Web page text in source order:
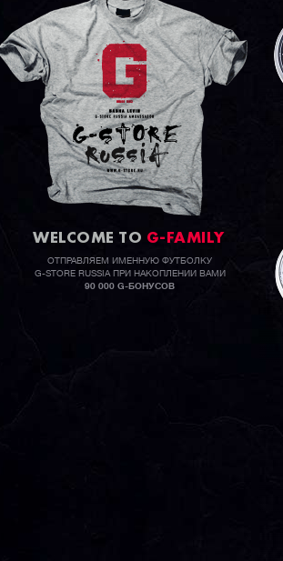
WELCOME TO G-FAMILY
ОТПРАВЛЯЕМ ИМЕННУЮ ФУТБОЛКУ
G-STORE RUSSIA ПРИ НАКОПЛЕНИИ ВАМИ
90 000 G-БОНУСОВ